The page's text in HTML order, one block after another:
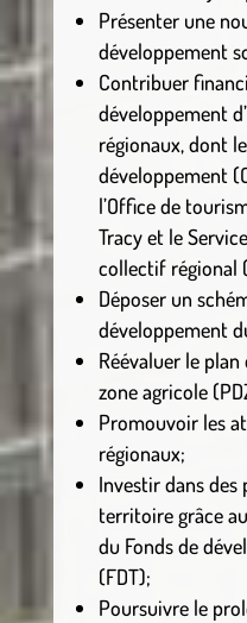
Présenter une
développement
Contribuer
développement
régionaux, dont
développement
l’Office de
Tracy et le
collectif régional
Déposer un
développement
Réévaluer le
zone agricole
Promouvoir les
régionaux;
Investir dans
territoire grâce
du Fonds de
(FDT);
Poursuivre le